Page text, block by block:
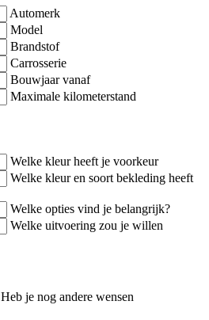
Automerk
Model
Brandstof
Carrosserie
Bouwjaar vanaf
Maximale kilometerstand
Welke kleur heeft je voorkeur
Welke kleur en soort bekleding heeft
Welke opties vind je belangrijk?
Welke uitvoering zou je willen
Heb je nog andere wensen